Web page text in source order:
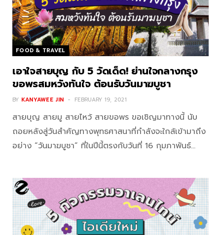
FOOD & TRAVEL
เอาใจสายบุญ กับ 5 วัดเด็ด! ย่านใจกลางกรุง
ขอพรสมหวังทันใจ ต้อนรับวันมาฆบูชา
BY KANYAWEE JIN FEBRUARY 19, 2021
สายบุญ สายมู สายไหว้ สายขอพร ขอเชิญมาทางนี้ นับ
ถอยหลังสู่วันสำคัญทางพุทธศาสนาที่กำลังจะใกล้เข้ามาถึง
อย่าง “วันมาฆบูชา” ที่ในปีนี้ตรงกับวันที่ 16 กุมภาพันธ์…